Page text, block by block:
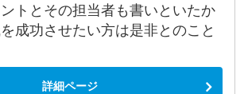
トとその担当者も書いといたか
成功させたい方は是非とのこと
詳細ページ